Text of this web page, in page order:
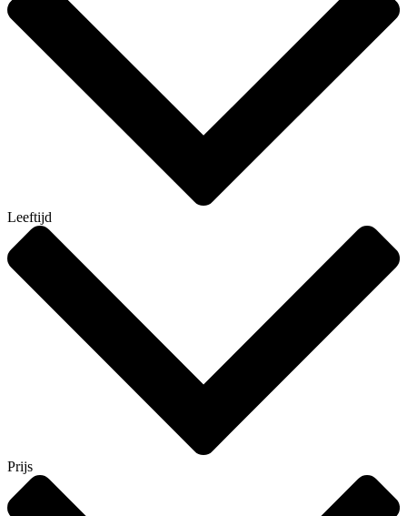
Leeftijd
Prijs